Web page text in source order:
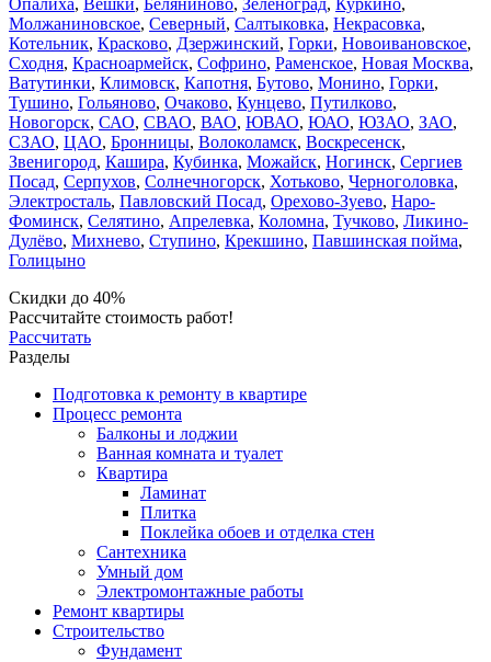
Опалиха, Вешки, Беляниново, Зеленоград, Куркино,
Молжаниновское, Северный, Салтыковка, Некрасовка,
Котельник, Красково, Дзержинский, Горки, Новоивановское,
Сходня, Красноармейск, Софрино, Раменское, Новая Москва,
Ватутинки, Климовск, Капотня, Бутово, Монино, Горки,
Тушино, Гольяново, Очаково, Кунцево, Путилково,
Новогорск, САО, СВАО, ВАО, ЮВАО, ЮАО, ЮЗАО, ЗАО,
СЗАО, ЦАО, Бронницы, Волоколамск, Воскресенск,
Звенигород, Кашира, Кубинка, Можайск, Ногинск, Сергиев
Посад, Серпухов, Солнечногорск, Хотьково, Черноголовка,
Электросталь, Павловский Посад, Орехово-Зуево, Наро-
Фоминск, Селятино, Апрелевка, Коломна, Тучково, Ликино-
Дулёво, Михнево, Ступино, Крекшино, Павшинская пойма,
Голицыно
Скидки до 40%
Рассчитайте стоимость работ!
Рассчитать
Разделы
Подготовка к ремонту в квартире
Процесс ремонта
Балконы и лоджии
Ванная комната и туалет
Квартира
Ламинат
Плитка
Поклейка обоев и отделка стен
Сантехника
Умный дом
Электромонтажные работы
Ремонт квартиры
Строительство
Фундамент